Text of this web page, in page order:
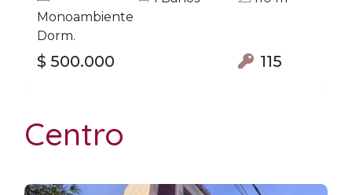
Monoambiente
Dorm.
$ 500.000 115
Centro